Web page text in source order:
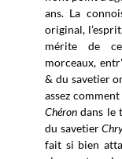
ans. La
original,
mérite de
morceaux,
& du savetier
assez
Chérondans le
du savetier
fait si bien